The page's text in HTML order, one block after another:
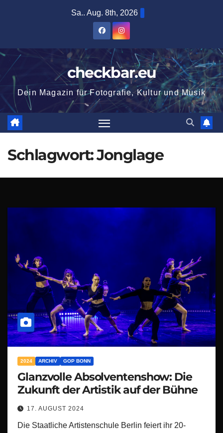
Sa.. Aug. 8th, 2026
checkbar.eu
Dein Magazin für Fotografie, Kultur und Musik
Schlagwort:Jonglage
2024 ARCHIV GOP BONN
Glanzvolle Absolventenshow: Die
Zukunft der Artistik auf der Bühne
17. AUGUST 2024
Die Staatliche Artistenschule Berlin feiert ihr 20-